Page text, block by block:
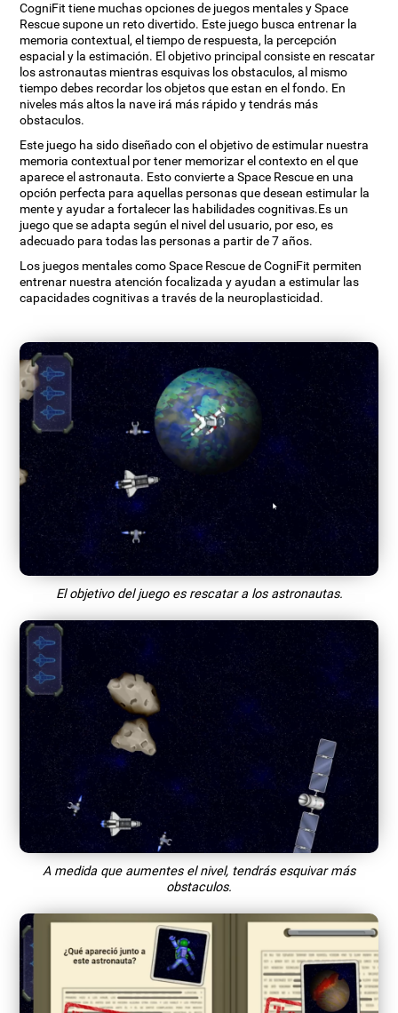
CogniFit tiene muchas opciones de juegos mentales y Space
Rescue supone un reto divertido. Este juego busca entrenar la
memoria contextual, el tiempo de respuesta, la percepción
espacial y la estimación. El objetivo principal consiste en rescatar
los astronautas mientras esquivas los obstaculos, al mismo
tiempo debes recordar los objetos que estan en el fondo. En
niveles más altos la nave irá más rápido y tendrás más
obstaculos.
Este juego ha sido diseñado con el objetivo de estimular nuestra
memoria contextual por tener memorizar el contexto en el que
aparece el astronauta. Esto convierte a Space Rescue en una
opción perfecta para aquellas personas que desean estimular la
mente y ayudar a fortalecer las habilidades cognitivas.Es un
juego que se adapta según el nivel del usuario, por eso, es
adecuado para todas las personas a partir de 7 años.
Los juegos mentales como Space Rescue de CogniFit permiten
entrenar nuestra atención focalizada y ayudan a estimular las
capacidades cognitivas a través de la neuroplasticidad.
El objetivo del juego es rescatar a los astronautas.
A medida que aumentes el nivel, tendrás esquivar más
obstaculos.